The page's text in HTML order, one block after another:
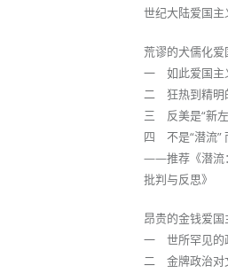
世纪大陆爱国主
荒谬的犬儒化爱
一 如此爱国主
二 狂热到精明
三 反美是“新
四 不是“潜流”
——推荐《潜流
批判与反思》
昂贵的金钱爱国
一 世所罕见的
二 金牌政治对